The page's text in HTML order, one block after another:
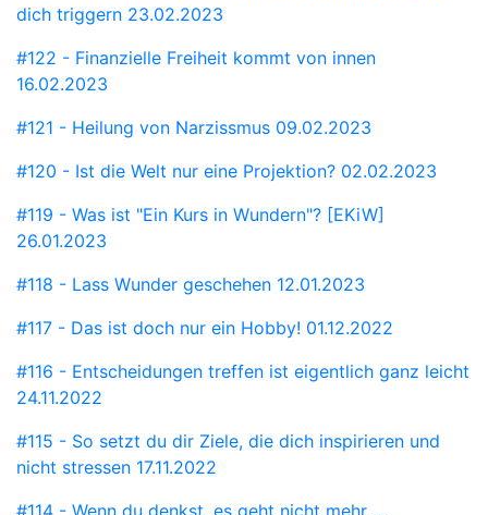
dich triggern 23.02.2023
#122 - Finanzielle Freiheit kommt von innen
16.02.2023
#121 - Heilung von Narzissmus 09.02.2023
#120 - Ist die Welt nur eine Projektion? 02.02.2023
#119 - Was ist "Ein Kurs in Wundern"? [EKiW]
26.01.2023
#118 - Lass Wunder geschehen 12.01.2023
#117 - Das ist doch nur ein Hobby! 01.12.2022
#116 - Entscheidungen treffen ist eigentlich ganz leicht
24.11.2022
#115 - So setzt du dir Ziele, die dich inspirieren und
nicht stressen 17.11.2022
#114 - Wenn du denkst, es geht nicht mehr ...